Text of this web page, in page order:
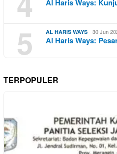
Al Haris Ways:
5 AL HARIS WAYS 30 Jun
Al Haris Ways:
TERPOPULER